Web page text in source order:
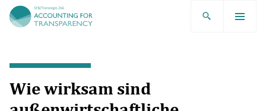
TRR266
Wie wirksam sind